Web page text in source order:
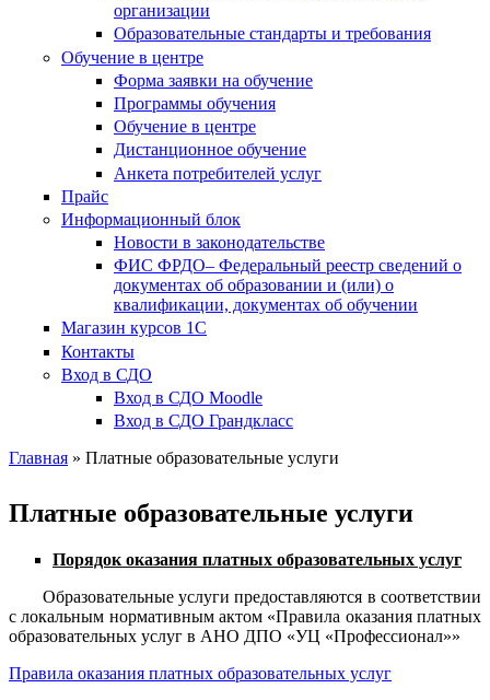
организации
Образовательные стандарты и требования
Обучение в центре
Форма заявки на обучение
Программы обучения
Обучение в центре
Дистанционное обучение
Анкета потребителей услуг
Прайс
Информационный блок
Новости в законодательстве
ФИС ФРДО– Федеральный реестр сведений о
документах об образовании и (или) о
квалификации, документах об обучении
Магазин курсов 1С
Контакты
Вход в СДО
Вход в СДО Moodle
Вход в СДО Грандкласс
Главная » Платные образовательные услуги
Платные образовательные услуги
Порядок оказания платных образовательных услуг
Образовательные услуги предоставляются в соответствии
с локальным нормативным актом «Правила оказания платных
образовательных услуг в АНО ДПО «УЦ «Профессионал»»
Правила оказания платных образовательных услуг